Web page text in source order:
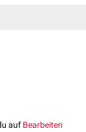
auf Bearbeiten